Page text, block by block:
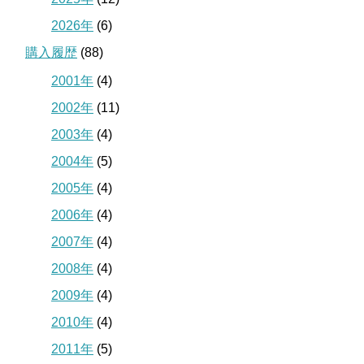
2026年 (6)
購入履歴 (88)
2001年 (4)
2002年 (11)
2003年 (4)
2004年 (5)
2005年 (4)
2006年 (4)
2007年 (4)
2008年 (4)
2009年 (4)
2010年 (4)
2011年 (5)